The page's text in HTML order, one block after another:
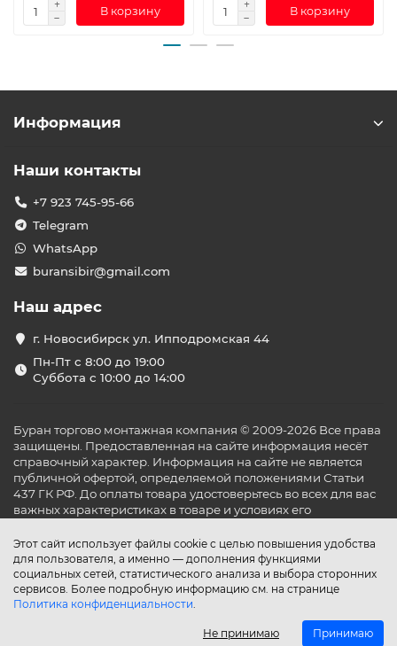
В корзину В корзину
Этот сайт использует файлы cookie с целью повышения удобства
для пользователя, а именно — дополнения функциями
социальных сетей, статистического анализа и выбора сторонних
сервисов. Более подробную информацию см. на странице
Политика конфиденциальности.
Не принимаю Принимаю
Информация
Наши контакты
+7 923 745-95-66
Telegram
WhatsApp
buransibir@gmail.com
Наш адрес
г. Новосибирск ул. Ипподромская 44
Пн-Пт с 8:00 до 19:00
Суббота с 10:00 до 14:00
Буран торгово монтажная компания © 2009-2026 Все права
защищены. Предоставленная на сайте информация несёт
справочный характер. Информация на сайте не является
публичной офертой, определяемой положениями Статьи
437 ГК РФ. До оплаты товара удостоверьтесь во всех для вас
важных характеристиках в товаре и условиях его